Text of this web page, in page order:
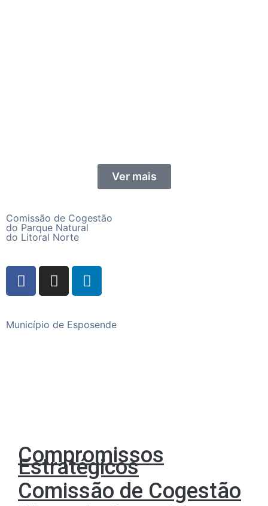
Ver mais
Comissão de Cogestão
do Parque Natural
do Litoral Norte
Município de Esposende
Compromissos
Estratégicos
Comissão de Cogestão